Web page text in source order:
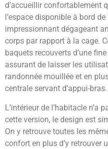
d’accueillir confortablement
l’espace disponible à bord
impressionnant dégageant
corps par rapport à la cage.
baquets recouverts d’une
assurant de laisser les
randonnée mouillée et en
centrale servant d’appui-bras.
L’intérieur de l’habitacle n’a
cette version, le design est
On y retrouve toutes les
confort en plus d’y retrouver